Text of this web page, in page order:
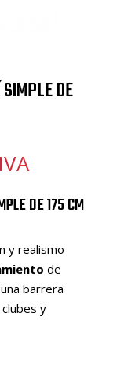
DE
DE 175 CM
y realismo
de
barrera
y